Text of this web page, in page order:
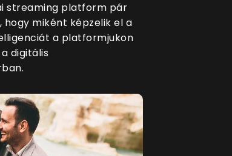
streaming platform pár
miként képzelik el a
a platformjukon
digitális